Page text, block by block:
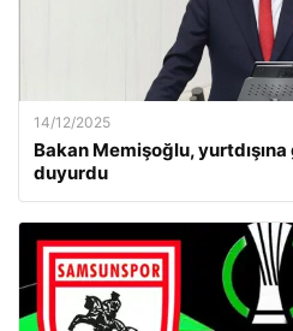
14/12/2025
Bakan Memişoğlu, yurtdışına
duyurdu